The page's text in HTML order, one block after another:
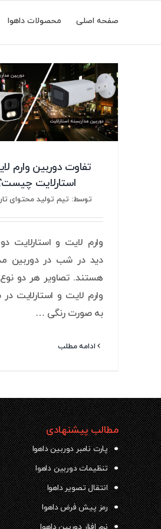
content
صفحه اصلی محصولات داهوا
تفاوت دوربین وارم
استارلایت
توسط: تیم تولید محتوای
وارم لایت و استارلایت
دید در شب در دوربین
هستند. تصاویر هر دو
وارم لایت و استارلایت
به صورت رنگی …
ادامه مطلب
مطالب پیشنهادی
پارت نامبر دوربین داهوا
تنظیمات دوربین داهوا
انتقال تصویر داهوا
رمز پیش فرض داهوا
نرم افزار دوربین داهوا